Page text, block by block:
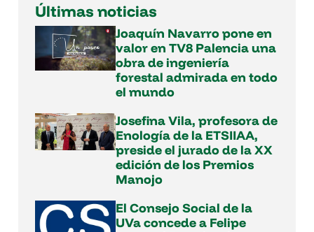
Últimas noticias
Joaquín Navarro pone en
valor en TV8 Palencia una
obra de ingeniería
forestal admirada en todo
el mundo
Josefina Vila, profesora de
Enología de la ETSIIAA,
preside el jurado de la XX
edición de los Premios
Manojo
El Consejo Social de la
UVa concede a Felipe